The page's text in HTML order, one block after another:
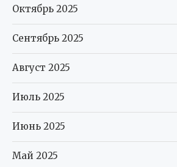
Июль 2025
Июнь 2025
Май 2025
Апрель 2025
Март 2025
Февраль 2025